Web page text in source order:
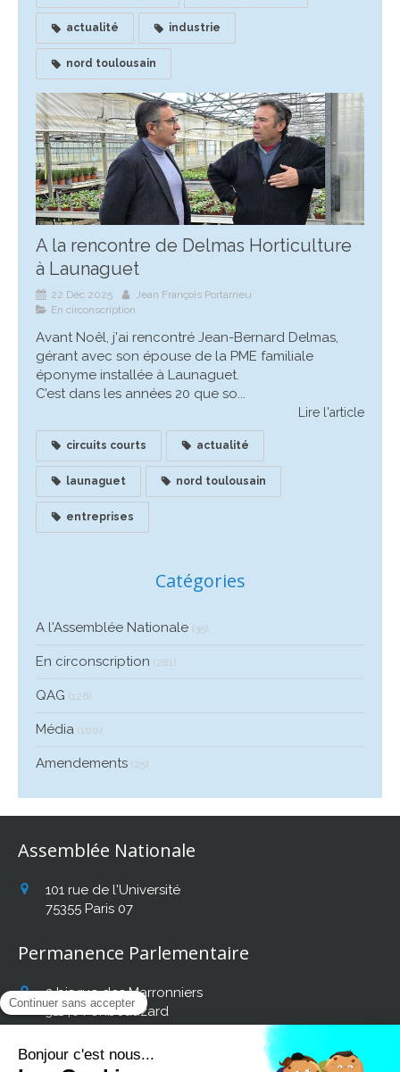
actualité industrie
nord toulousain
A la rencontre de Delmas Horticulture
à Launaguet
22 Déc 2025
Jean François Portarrieu
En circonscription
Avant Noêl, j'ai rencontré Jean-Bernard Delmas,
gérant avec son épouse de la PME familiale
éponyme installée à Launaguet.
C’est dans les années 20 que so...
Lire l'article
circuits courts actualité
launaguet nord toulousain
entreprises
Catégories
A l'Assemblée Nationale (35)
En circonscription (281)
QAG (126)
Média (100)
Amendements (25)
Assemblée Nationale
101 rue de l'Université
75355 Paris 07
Permanence Parlementaire
2 bis rue des Marronniers
31140 Fonbeauzard